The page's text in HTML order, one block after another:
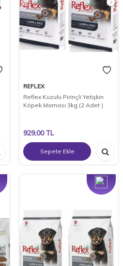
REFLEX
Reflex Kuzulu Pirinçli Yetişkin
Köpek Maması 3kg (2 Adet )
929,00TL
Sepete Ekle
Yeni